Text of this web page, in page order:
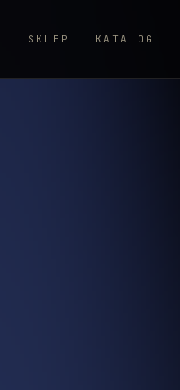
SKLEP KATALOG